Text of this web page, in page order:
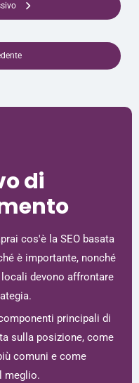
di
cos'è la SEO basata
è importante, nonché
devono affrontare
principali di
sulla posizione, come
comuni e come
meglio.